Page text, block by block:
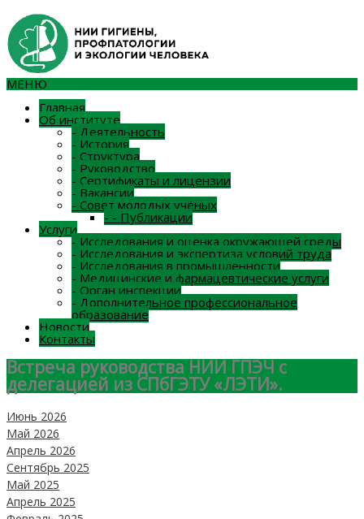
МЕНЮ
Главная
Об институте
- Деятельность
- История
- Структура
- Руководство
- Сертификаты и лицензии
- Вакансии
- Совет молодых учёных
- - Публикации
Услуги
- Исследования и оценка окружающей среды
- Исследования и экспертиза условий труда
- Исследования в промышленности
- Медицинские и фармацевтические услуги
- Орган инспекции
- Дополнительное профессиональное
образование
Новости
Контакты
Встреча руководства НИИ ГПЭЧ с
делегацией из СПбГЭТУ «ЛЭТИ».
Июнь 2026
Май 2026
Апрель 2026
Сентябрь 2025
Май 2025
Апрель 2025